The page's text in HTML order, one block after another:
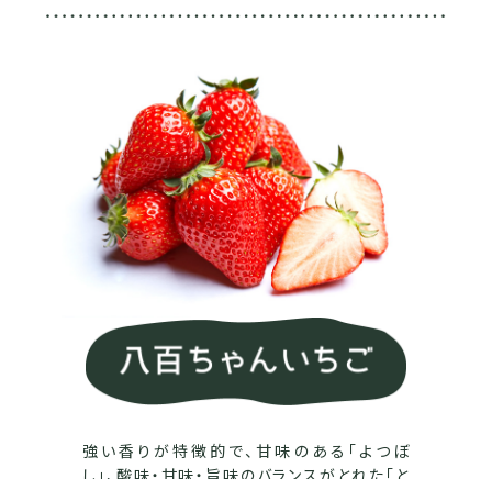
強い香りが特徴的で、甘味のある「よつぼ